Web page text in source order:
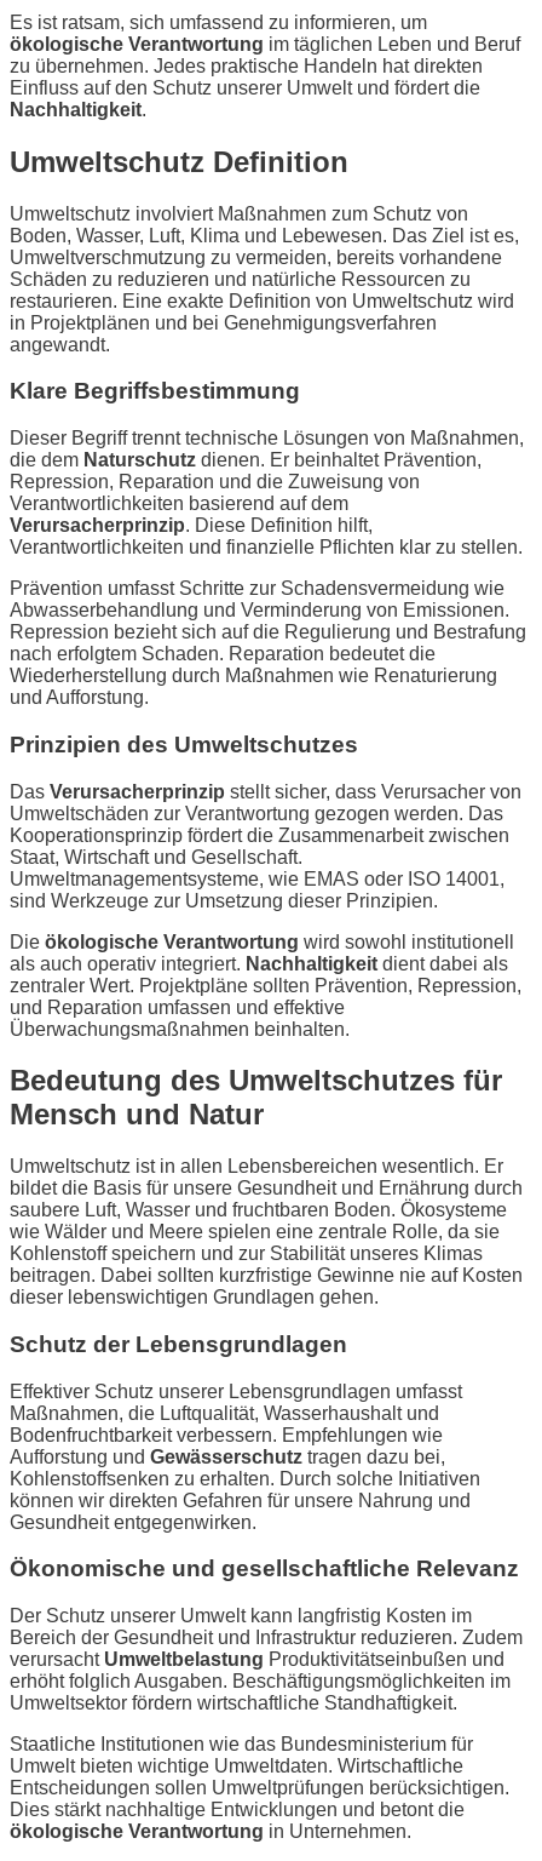
Es ist ratsam, sich umfassend zu informieren, um
ökologische Verantwortung im täglichen Leben und Beruf
zu übernehmen. Jedes praktische Handeln hat direkten
Einfluss auf den Schutz unserer Umwelt und fördert die
Nachhaltigkeit.
Umweltschutz Definition
Umweltschutz involviert Maßnahmen zum Schutz von
Boden, Wasser, Luft, Klima und Lebewesen. Das Ziel ist es,
Umweltverschmutzung zu vermeiden, bereits vorhandene
Schäden zu reduzieren und natürliche Ressourcen zu
restaurieren. Eine exakte Definition von Umweltschutz wird
in Projektplänen und bei Genehmigungsverfahren
angewandt.
Klare Begriffsbestimmung
Dieser Begriff trennt technische Lösungen von Maßnahmen,
die dem Naturschutz dienen. Er beinhaltet Prävention,
Repression, Reparation und die Zuweisung von
Verantwortlichkeiten basierend auf dem
Verursacherprinzip. Diese Definition hilft,
Verantwortlichkeiten und finanzielle Pflichten klar zu stellen.
Prävention umfasst Schritte zur Schadensvermeidung wie
Abwasserbehandlung und Verminderung von Emissionen.
Repression bezieht sich auf die Regulierung und Bestrafung
nach erfolgtem Schaden. Reparation bedeutet die
Wiederherstellung durch Maßnahmen wie Renaturierung
und Aufforstung.
Prinzipien des Umweltschutzes
Das Verursacherprinzip stellt sicher, dass Verursacher von
Umweltschäden zur Verantwortung gezogen werden. Das
Kooperationsprinzip fördert die Zusammenarbeit zwischen
Staat, Wirtschaft und Gesellschaft.
Umweltmanagementsysteme, wie EMAS oder ISO 14001,
sind Werkzeuge zur Umsetzung dieser Prinzipien.
Die ökologische Verantwortung wird sowohl institutionell
als auch operativ integriert. Nachhaltigkeit dient dabei als
zentraler Wert. Projektpläne sollten Prävention, Repression,
und Reparation umfassen und effektive
Überwachungsmaßnahmen beinhalten.
Bedeutung des Umweltschutzes für
Mensch und Natur
Umweltschutz ist in allen Lebensbereichen wesentlich. Er
bildet die Basis für unsere Gesundheit und Ernährung durch
saubere Luft, Wasser und fruchtbaren Boden. Ökosysteme
wie Wälder und Meere spielen eine zentrale Rolle, da sie
Kohlenstoff speichern und zur Stabilität unseres Klimas
beitragen. Dabei sollten kurzfristige Gewinne nie auf Kosten
dieser lebenswichtigen Grundlagen gehen.
Schutz der Lebensgrundlagen
Effektiver Schutz unserer Lebensgrundlagen umfasst
Maßnahmen, die Luftqualität, Wasserhaushalt und
Bodenfruchtbarkeit verbessern. Empfehlungen wie
Aufforstung und Gewässerschutz tragen dazu bei,
Kohlenstoffsenken zu erhalten. Durch solche Initiativen
können wir direkten Gefahren für unsere Nahrung und
Gesundheit entgegenwirken.
Ökonomische und gesellschaftliche Relevanz
Der Schutz unserer Umwelt kann langfristig Kosten im
Bereich der Gesundheit und Infrastruktur reduzieren. Zudem
verursacht Umweltbelastung Produktivitätseinbußen und
erhöht folglich Ausgaben. Beschäftigungsmöglichkeiten im
Umweltsektor fördern wirtschaftliche Standhaftigkeit.
Staatliche Institutionen wie das Bundesministerium für
Umwelt bieten wichtige Umweltdaten. Wirtschaftliche
Entscheidungen sollen Umweltprüfungen berücksichtigen.
Dies stärkt nachhaltige Entwicklungen und betont die
ökologische Verantwortung in Unternehmen.